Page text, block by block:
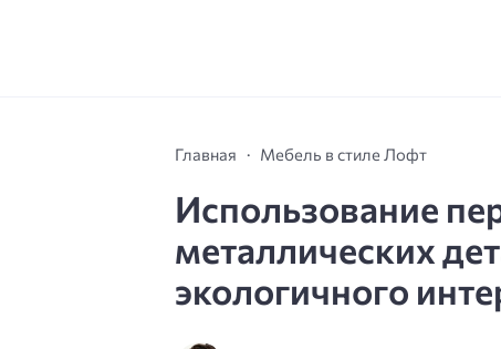
Главная Мебель в стиле Лофт
Использование
металлических
экологичного